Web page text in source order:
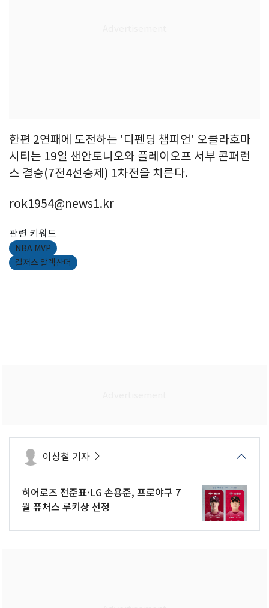
한편 2연패에 도전하는 '디펜딩 챔피언' 오클라호마
시티는 19일 샌안토니오와 플레이오프 서부 콘퍼런
스 결승(7전4선승제) 1차전을 치른다.
rok1954@news1.kr
관련 키워드
NBA MVP
길저스 알렉산더
이상철 기자
히어로즈 전준표·LG 손용준, 프로야구 7
월 퓨처스 루키상 선정